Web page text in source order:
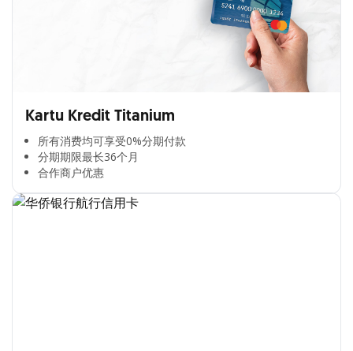
Kartu Kredit Titanium
所有消费均可享受0%分期付款​
分期期限最长36个月​
合作商户优惠​